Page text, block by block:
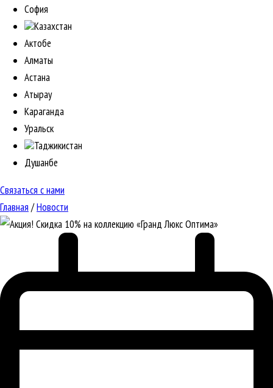
София
Казахстан
Актобе
Алматы
Астана
Атырау
Караганда
Уральск
Таджикистан
Душанбе
Связаться с нами
Главная /Новости